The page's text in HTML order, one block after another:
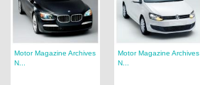
Motor Magazine Archives
N...
Motor Magazine Archives
N...